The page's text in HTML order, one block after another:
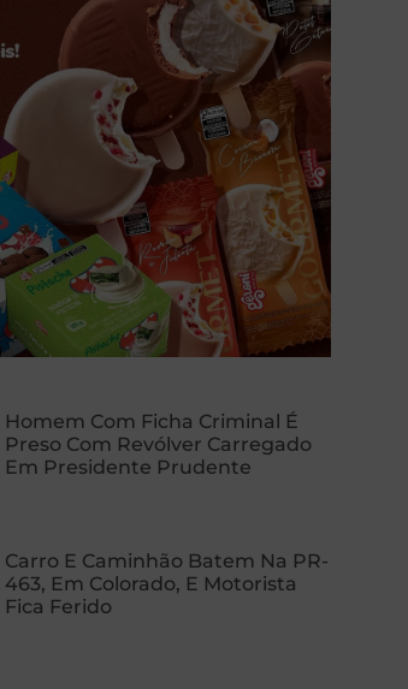
Homem Com Ficha Criminal É
Preso Com Revólver Carregado
Em Presidente Prudente
Carro E Caminhão Batem Na PR-
463, Em Colorado, E Motorista
Fica Ferido